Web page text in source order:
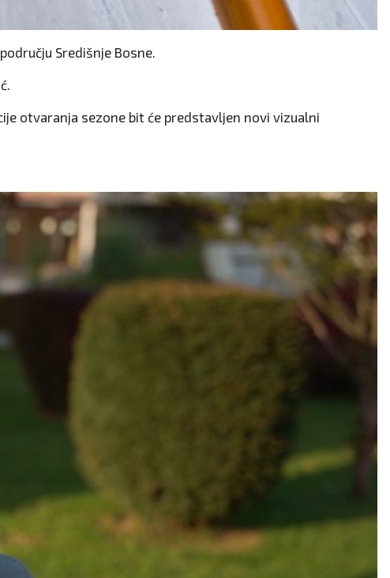
Središnje Bosne.
otvaranja sezone bit će predstavljen novi vizualni